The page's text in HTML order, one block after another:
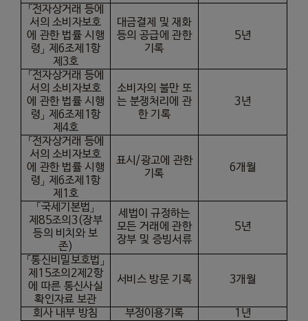
「전자상거래 등에
서의 소비자보호
에 관한 법률 시행
령」 제 6조제 1 항
제 3호
대금결제 및 재화
등의 공급에 관한
기록
5년
「전자상거래 등에
서의 소비자보호
에 관한 법률 시행
령」 제 6조제 1 항
제 4호
소비자의 불만 또
는 분쟁처리에 관
한 기록
3년
「전자상거래 등에
서의 소비자보호
에 관한 법률 시행
령」 제 6조제 1 항
제 1호
표시 /광고에 관한
기록
6개월
「국세기본법」
제85조의 3(장부
등의 비치와 보
존)
세법이 규정하는
모든 거래에 관한
장부 및 증빙서류
5년
「통신비밀보호법」
제 15조의 2제 2항
에 따른 통신사실
확인자료 보관
서비스 방문 기록 3개월
회사 내부 방침 부정이용기록 1 년